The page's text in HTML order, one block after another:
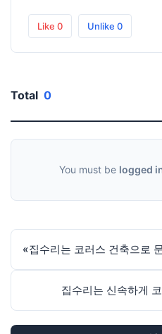
Like 0 Unlike 0
Total 0
You must be logged
«집수리는 코러스 건축으로
집수리는 신속하게